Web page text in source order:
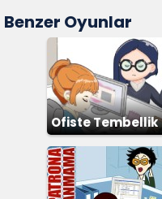
Benzer Oyunlar
Ofiste Tembellik